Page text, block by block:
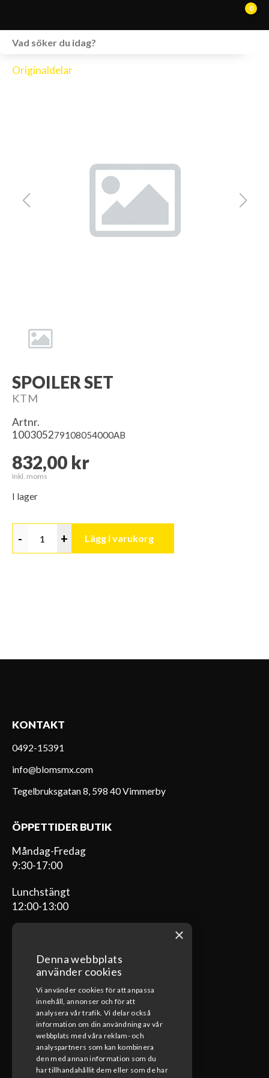
0
KONTAKT
Originaldelar
SPOILER SET
KTM
Artnr.
100305279108054000AB
832,00 kr
Inkl. moms
I lager
- + Lägg i varukorg
KONTAKT
0492-15391
info@blomsmx.com
Tegelbruksgatan 8, 598 40 Vimmerby
ÖPPETTIDER BUTIK
Måndag-Fredag
9:30-17:00
Lunchstängt
12:00-13:00
ÖPPETTIDER VERKSTAD
Måndag-Fredag
08:00-17:00
Lunchstängt
12:00-13:00
×
Denna webbplats
använder cookies
Vi använder cookies för att anpassa
innehåll, annonser och för att
analysera vår trafik. Vi delar också
information om din användning av vår
webbplats med våra reklam- och
analyspartners som kan kombinera
den med annan information som du
har tillhandahållit dem eller som de har